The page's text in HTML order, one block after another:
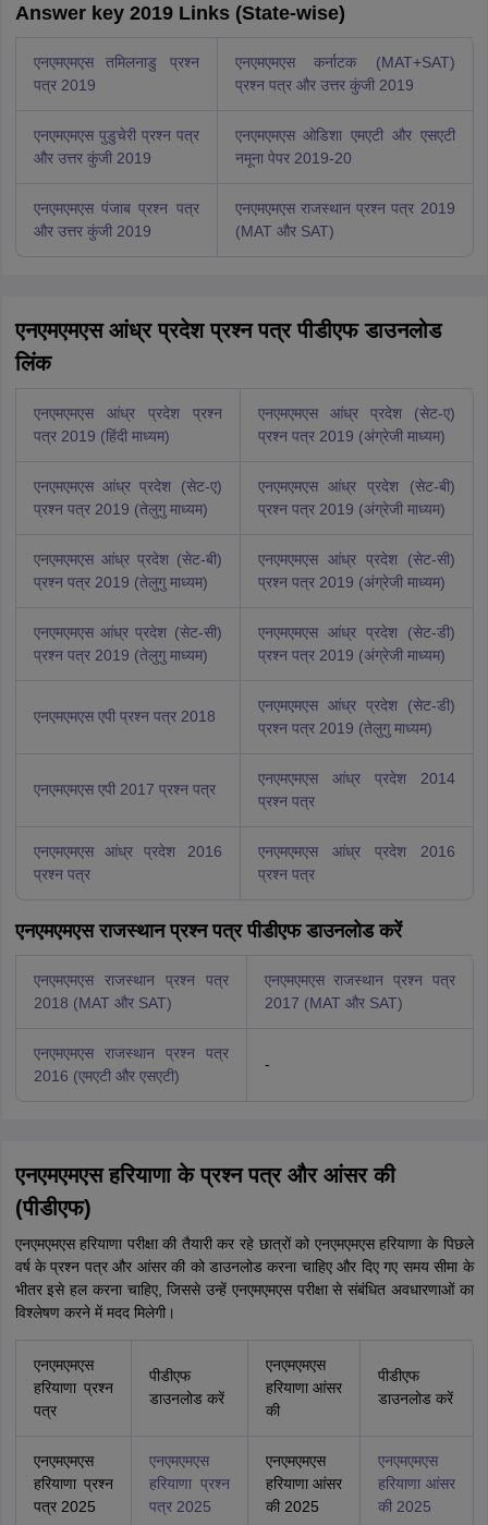
Answer key 2019 Links (State-wise)
एनएमएमएस तमिलनाडु प्रश्न
पत्र 2019
एनएमएमएस कर्नाटक (MAT+SAT)
प्रश्न पत्र और उत्तर कुंजी 2019
एनएमएमएस पुडुचेरी प्रश्न पत्र
और उत्तर कुंजी 2019
एनएमएमएस ओडिशा एमएटी और एसएटी
नमूना पेपर 2019-20
एनएमएमएस पंजाब प्रश्न पत्र
और उत्तर कुंजी 2019
एनएमएमएस राजस्थान प्रश्न पत्र 2019
(MAT और SAT)
एनएमएमएस आंध्र प्रदेश प्रश्न पत्र पीडीएफ डाउनलोड
लिंक
एनएमएमएस आंध्र प्रदेश प्रश्न
पत्र 2019 (हिंदी माध्यम)
एनएमएमएस आंध्र प्रदेश (सेट-ए)
प्रश्न पत्र 2019 (अंग्रेजी माध्यम)
एनएमएमएस आंध्र प्रदेश (सेट-ए)
प्रश्न पत्र 2019 (तेलुगु माध्यम)
एनएमएमएस आंध्र प्रदेश (सेट-बी)
प्रश्न पत्र 2019 (अंग्रेजी माध्यम)
एनएमएमएस आंध्र प्रदेश (सेट-बी)
प्रश्न पत्र 2019 (तेलुगु माध्यम)
एनएमएमएस आंध्र प्रदेश (सेट-सी)
प्रश्न पत्र 2019 (अंग्रेजी माध्यम)
एनएमएमएस आंध्र प्रदेश (सेट-सी)
प्रश्न पत्र 2019 (तेलुगु माध्यम)
एनएमएमएस आंध्र प्रदेश (सेट-डी)
प्रश्न पत्र 2019 (अंग्रेजी माध्यम)
एनएमएमएस एपी प्रश्न पत्र 2018
एनएमएमएस आंध्र प्रदेश (सेट-डी)
प्रश्न पत्र 2019 (तेलुगु माध्यम)
एनएमएमएस एपी 2017 प्रश्न पत्र
एनएमएमएस आंध्र प्रदेश 2014
प्रश्न पत्र
एनएमएमएस आंध्र प्रदेश 2016
प्रश्न पत्र
एनएमएमएस आंध्र प्रदेश 2016
प्रश्न पत्र
एनएमएमएस राजस्थान प्रश्न पत्र पीडीएफ डाउनलोड करें
एनएमएमएस राजस्थान प्रश्न पत्र
2018 (MAT और SAT)
एनएमएमएस राजस्थान प्रश्न पत्र
2017 (MAT और SAT)
एनएमएमएस राजस्थान प्रश्न पत्र
2016 (एमएटी और एसएटी)
-
एनएमएमएस हरियाणा के प्रश्न पत्र और आंसर की
(पीडीएफ)
एनएमएमएस हरियाणा परीक्षा की तैयारी कर रहे छात्रों को एनएमएमएस हरियाणा के पिछले
वर्ष के प्रश्न पत्र और आंसर की को डाउनलोड करना चाहिए और दिए गए समय सीमा के
भीतर इसे हल करना चाहिए, जिससे उन्हें एनएमएमएस परीक्षा से संबंधित अवधारणाओं का
विश्लेषण करने में मदद मिलेगी।
एनएमएमएस
हरियाणा प्रश्न
पत्र
पीडीएफ
डाउनलोड करें
एनएमएमएस
हरियाणा आंसर
की
पीडीएफ
डाउनलोड करें
एनएमएमएस
हरियाणा प्रश्न
पत्र 2025
एनएमएमएस
हरियाणा प्रश्न
पत्र 2025
एनएमएमएस
हरियाणा आंसर
की 2025
एनएमएमएस
हरियाणा आंसर
की 2025